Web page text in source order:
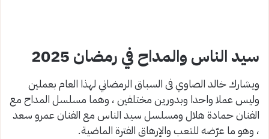
سيد الناس والمداح في رمضان 2025
ويشارك خالد الصاوي فى السباق الرمضاني لهذا العام بعملين
وليس عملا واحدا وبدورين مختلفين ، وهما مسلسل المداح مع
الفنان حمادة هلال ومسلسل سيد الناس مع الفنان عمرو سعد
، وهو ما عرّضه للتعب والإرهاق الفترة الماضية.